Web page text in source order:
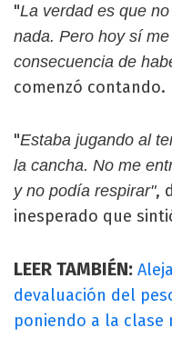
"La verdad es que
nada. Pero hoy sí
consecuencia de
comenzó contando.
"Estaba jugando al
la cancha. No me
y no podía respirar",
inesperado que
LEER TAMBIÉN:
devaluación del
poniendo a la clase